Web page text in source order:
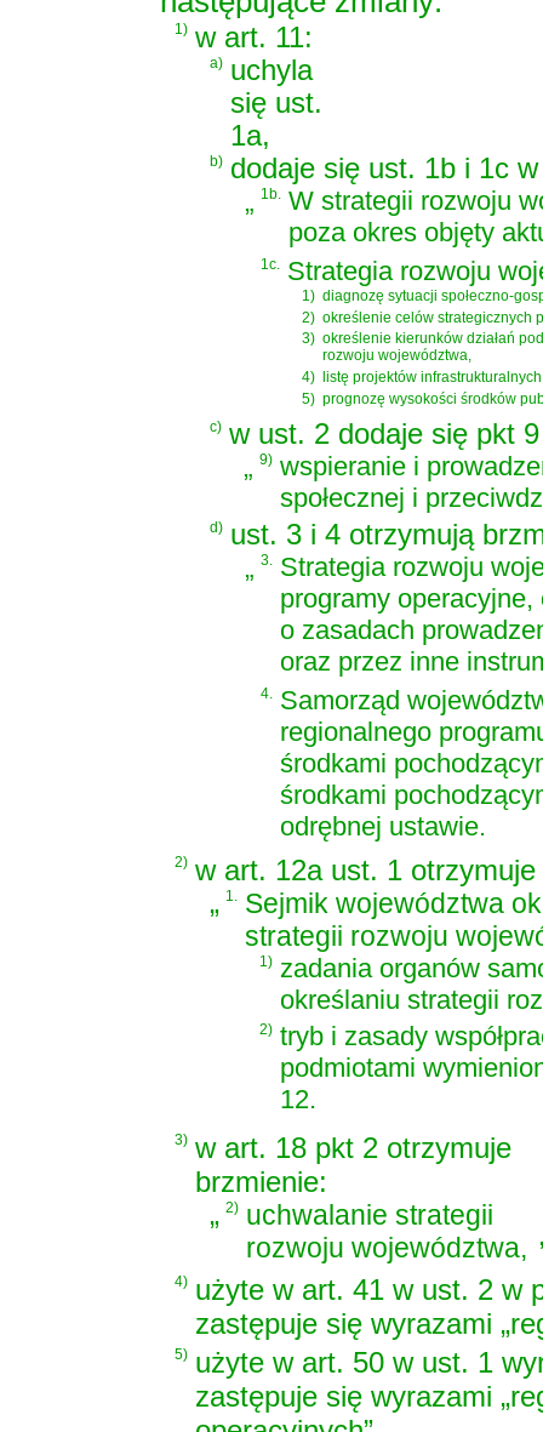
1) w art. 11:
a) uchyla
się ust.
1a,
b) dodaje się ust. 1b i 1c
„ 1b. W strategii rozwoju
poza okres objęty
1c. Strategia rozwoju
1) diagnozę sytuacji społeczno-
2) określenie celów strategicznych
3) określenie kierunków działań
rozwoju województwa,
4)
listę projektów
5) prognozę wysokości środków
c) w ust. 2 dodaje się pkt
„9) wspieranie i
społecznej i
d) ust. 3 i 4 otrzymują
„3.
Strategia rozwoju
programy
o zasadach
oraz przez inne
4.
Samorząd
regionalnego
środkami
środkami
odrębnej ustawie.
2) w art. 12a ust. 1
„1. Sejmik województwa
strategii rozwoju
1) zadania organów
określaniu strategii
2) tryb i zasady
podmiotami
12.
3) w art. 18 pkt 2 otrzymuje
brzmienie:
„2) uchwalanie strategii
rozwoju województwa,
4) użyte w art. 41 w ust. 2 w
zastępuje się wyrazami
5) użyte w art. 50 w ust. 1
zastępuje się wyrazami